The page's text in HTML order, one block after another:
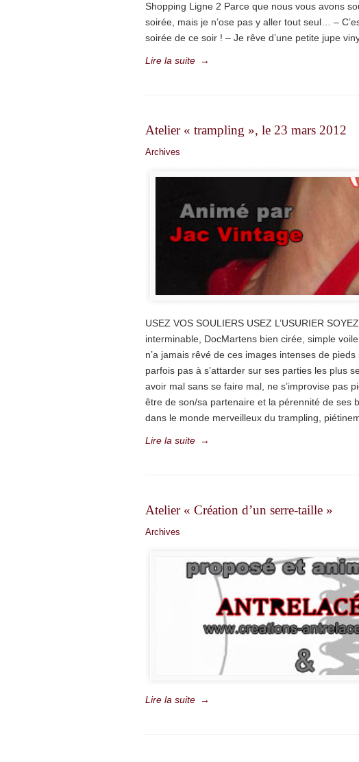
Shopping Ligne 2 Parce que nous vous avons
soirée, mais je n’ose pas y aller tout seul… –
soirée de ce soir ! – Je rêve d’une petite jupe
Lire la suite →
Atelier « trampling », le 23 mars 2012
Archives
USEZ VOS SOULIERS USEZ L’USURIER
interminable, DocMartens bien cirée, simple
n’a jamais rêvé de ces images intenses de
parfois pas à s’attarder sur ses parties les plus
avoir mal sans se faire mal, ne s’improvise pas
être de son/sa partenaire et la pérennité de ses
dans le monde merveilleux du trampling,
Lire la suite →
Atelier « Création d’un serre-taille »
Archives
Lire la suite →